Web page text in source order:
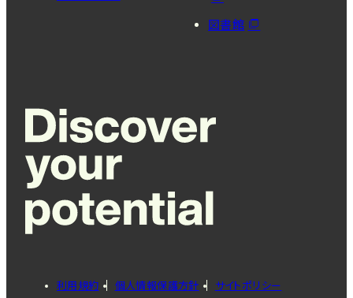
図書館
利用規約 個人情報保護方針 サイトポリシー